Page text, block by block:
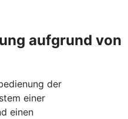
aufgrund von
der
einer
einen